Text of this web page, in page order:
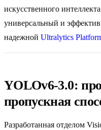
искусственного
универсальный и
надежной Ultralytics
YOLOv6-3.0:
пропускная
Разработанная отделом